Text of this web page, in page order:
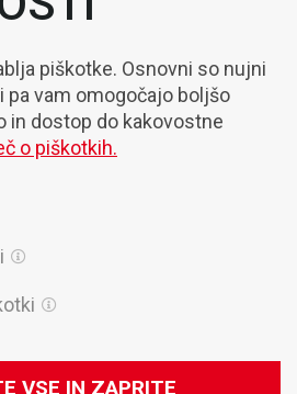
piškotke. Osnovni so nujni
pa vam omogočajo boljšo
in dostop do kakovostne
o piškotkih.
VSE IN ZAPRITE